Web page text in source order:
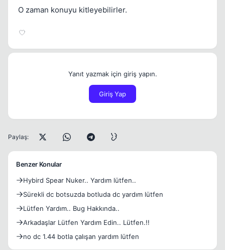
O zaman konuyu kitleyebilirler.
Yanıt yazmak için giriş yapın.
Giriş Yap
Paylaş:
Benzer Konular
Hybird Spear Nuker.. Yardım lütfen..
Sürekli dc botsuzda botluda dc yardım lütfen
Lütfen Yardım.. Bug Hakkında..
Arkadaşlar Lütfen Yardım Edin.. Lütfen.!!
no dc 1.44 botla çalışan yardım lütfen